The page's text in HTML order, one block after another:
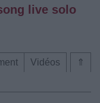
live solo
⇑
Vidéos